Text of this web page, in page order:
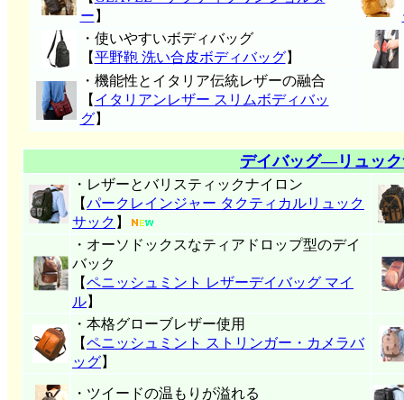
ー 】
・使いやすいボディバッグ
【平野鞄 洗い合皮ボディバッグ】
・機能性とイタリア伝統レザーの融合
【 イタリアンレザー スリムボディバッ
グ】
デイバッグ―リュッ
・レザーとバリスティックナイロン
【パークレインジャー タクティカルリュック
サック 】
・オーソドックスなティアドロップ型のデイ
バック
【ペニッシュミント レザーデイバッグ マイ
ル】
・本格グローブレザー使用
【ペニッシュミント ストリンガー・カメラバ
ッグ】
・ツイードの温もりが溢れる